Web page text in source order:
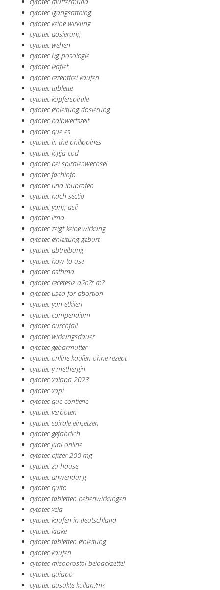
cytotec igangsattning
cytotec keine wirkung
cytotec dosierung
cytotec wehen
cytotec ivg posologie
cytotec leaflet
cytotec rezeptfrei kaufen
cytotec tablette
cytotec kupferspirale
cytotec einleitung dosierung
cytotec halbwertszeit
cytotec que es
cytotec in the philippines
cytotec jogja cod
cytotec bei spiralenwechsel
cytotec fachinfo
cytotec und ibuprofen
cytotec nach sectio
cytotec yang asli
cytotec lima
cytotec zeigt keine wirkung
cytotec einleitung geburt
cytotec abtreibung
cytotec how to use
cytotec asthma
cytotec recetesiz al?n?r m?
cytotec used for abortion
cytotec yan etkileri
cytotec compendium
cytotec durchfall
cytotec wirkungsdauer
cytotec gebarmutter
cytotec online kaufen ohne rezept
cytotec y methergin
cytotec xalapa 2023
cytotec xapi
cytotec que contiene
cytotec verboten
cytotec spirale einsetzen
cytotec gefahrlich
cytotec jual online
cytotec pfizer 200 mg
cytotec zu hause
cytotec anwendung
cytotec quito
cytotec tabletten nebenwirkungen
cytotec xela
cytotec kaufen in deutschland
cytotec laake
cytotec tabletten einleitung
cytotec kaufen
cytotec misoprostol beipackzettel
cytotec quiapo
cytotec dusukte kullan?m?